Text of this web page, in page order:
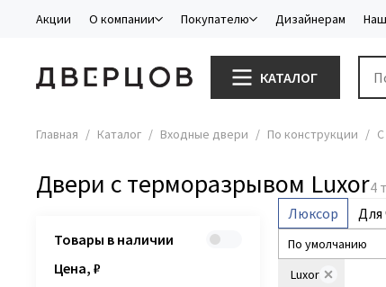
Акции О компании Покупателю Дизайнерам
КАТАЛОГ
Главная Каталог Входные двери По конструкции
Двери с терморазрывом Luxor
Люксор Для
Luxor
Товары в наличии
Цена, ₽